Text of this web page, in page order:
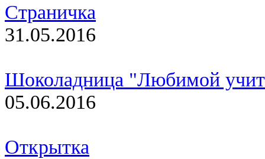
Страничка
31.05.2016
Шоколадница "Любимой
05.06.2016
Открытка